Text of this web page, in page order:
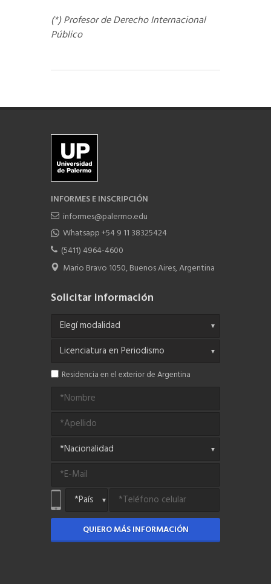
(*) Profesor de Derecho Internacional
Público
INFORMES E INSCRIPCIÓN
informes@palermo.edu
Whatsapp +54 9 11 38325424
(5411) 4964-4600
Mario Bravo 1050, Buenos Aires, Argentina
Solicitar información
Residencia en el exterior de Argentina
QUIERO MÁS INFORMACIÓN